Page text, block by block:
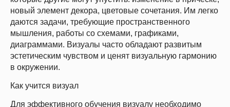
новый элемент декора, цветовые сочетания. Им легко
даются задачи, требующие пространственного
мышления, работы со схемами, графиками,
диаграммами. Визуалы часто обладают развитым
эстетическим чувством и ценят визуальную гармонию
в окружении.
Как учится визуал
Для эффективного обучения визуалу необходимо